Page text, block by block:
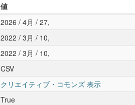
値
2026 / 4月 / 27,
2022 / 3月 / 10,
2022 / 3月 / 10,
CSV
クリエイティブ・コモンズ 表示
True